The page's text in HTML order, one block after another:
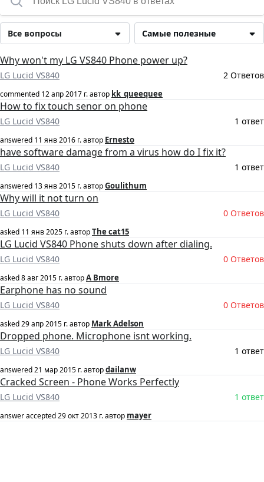
Самые полезные
Все вопросы
Why won't my LG VS840 Phone power up?
LG Lucid VS840 2 Ответов
commented 12 апр 2017 г.автор kk_queequee
How to fix touch senor on phone
LG Lucid VS840 1 ответ
answered 11 янв 2016 г.автор Ernesto
have software damage from a virus how do I fix it?
LG Lucid VS840 1 ответ
answered 13 янв 2015 г.авторGoulithum
Why will it not turn on
LG Lucid VS840 0 Ответов
asked 11 янв 2025 г.авторThe cat15
LG Lucid VS840 Phone shuts down after dialing.
LG Lucid VS840 0 Ответов
asked8 авг 2015 г.авторA Bmore
Earphone has no sound
LG Lucid VS840 0 Ответов
asked29 апр 2015 г.автор Mark Adelson
Dropped phone. Microphone isnt working.
LG Lucid VS840 1 ответ
answered21 мар 2015 г.авторdailanw
Cracked Screen - Phone Works Perfectly
LG Lucid VS840 1 ответ
answer accepted29 окт 2013 г.автор mayer